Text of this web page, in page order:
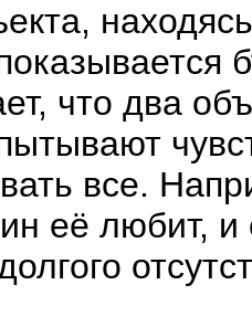
что два
все.
её любит,